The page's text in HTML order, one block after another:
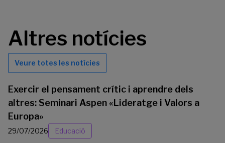
Altres notícies
Veure totes les notícies
Exercir el pensament crític i aprendre dels
altres: Seminari Aspen «Lideratge i Valors a
Europa»
29/07/2026 Educació